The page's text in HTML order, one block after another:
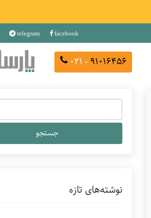
telegram facebook
۹۱۰۱۶۴۵۶- ۰۲۱
برای:
نوشته‌های تازه